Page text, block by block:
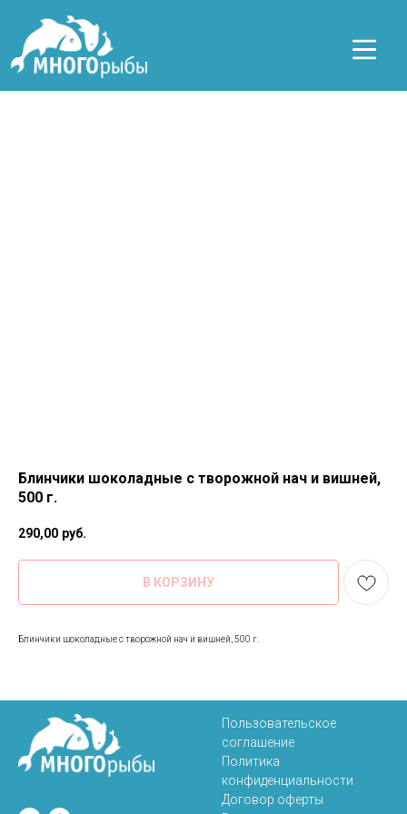
Блинчики шоколадные с творожной нач и вишней,
500 г.
290,00 руб.
В КОРЗИНУ
Блинчики шоколадные с творожной нач и вишней, 500 г.
Пользовательское
соглашение
Политика
конфиденциальности
Договор оферты